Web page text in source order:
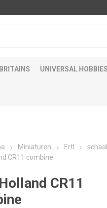
BRITAINS UNIVERSAL HOBBIES
Miniaturen Ertl
CR11 combine
CR11